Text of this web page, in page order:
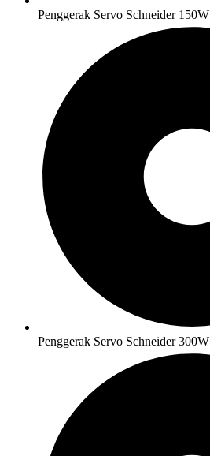
Penggerak Servo Schneider 150W
Penggerak Servo Schneider 300W